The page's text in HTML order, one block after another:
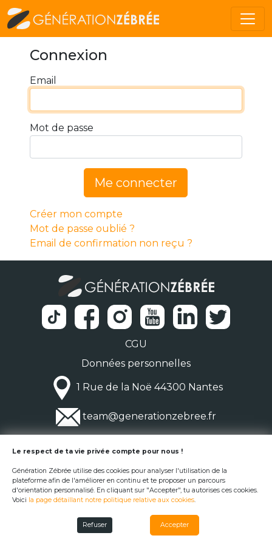
Connexion
Email
Mot de passe
Me connecter
Créer mon compte
Mot de passe oublié ?
Email de confirmation non reçu ?
CGU
Données personnelles
1 Rue de la Noë 44300 Nantes
team@generationzebree.fr
© Génération Zébrée 2026
Le respect de ta vie privée compte pour nous !
Génération Zébrée utilise des cookies pour analyser l'utilisation de la
plateforme afin de l'améliorer en continu et te proposer un parcours
d'orientation personnalisé. En cliquant sur "Accepter", tu autorises ces cookies.
Voici la page détaillant notre politique relative aux cookies.
Refuser Accepter